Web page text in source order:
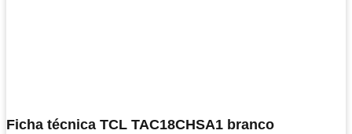
Ficha técnica TCL TAC18CHSA1 branco